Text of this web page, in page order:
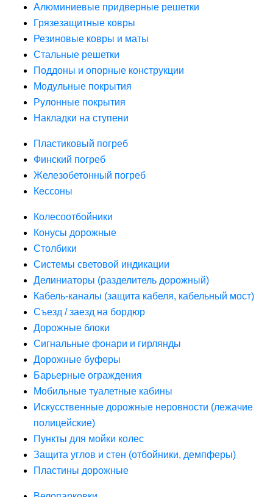
Алюминиевые придверные решетки
Грязезащитные ковры
Резиновые ковры и маты
Стальные решетки
Поддоны и опорные конструкции
Модульные покрытия
Рулонные покрытия
Накладки на ступени
Пластиковый погреб
Финский погреб
Железобетонный погреб
Кессоны
Колесоотбойники
Конусы дорожные
Столбики
Системы световой индикации
Делиниаторы (разделитель дорожный)
Кабель-каналы (защита кабеля, кабельный мост)
Съезд / заезд на бордюр
Дорожные блоки
Сигнальные фонари и гирлянды
Дорожные буферы
Барьерные ограждения
Мобильные туалетные кабины
Искусственные дорожные неровности (лежачие
полицейские)
Пункты для мойки колес
Защита углов и стен (отбойники, демпферы)
Пластины дорожные